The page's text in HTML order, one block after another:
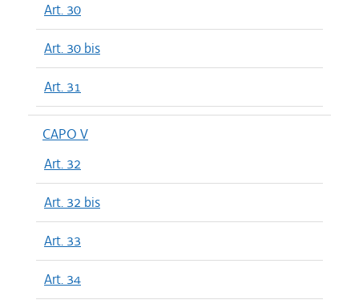
Art. 30
Art. 30 bis
Art. 31
CAPO V
Art. 32
Art. 32 bis
Art. 33
Art. 34